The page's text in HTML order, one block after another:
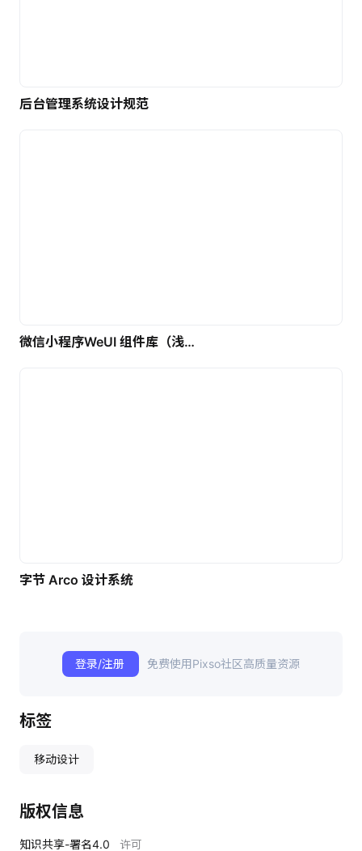
后台管理系统设计规范
微信小程序WeUI 组件库（浅色）| 免费UI设计素材
字节 Arco 设计系统
登录/注册 免费使用Pixso社区高质量资源
标签
移动设计
版权信息
知识共享-署名4.0 许可